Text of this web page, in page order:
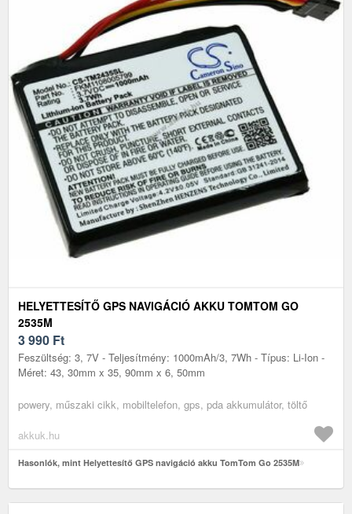
HELYETTESÍTŐ GPS NAVIGÁCIÓ AKKU TOMTOM GO
2535M
3 990 Ft
Feszültség: 3, 7V - Teljesítmény: 1000mAh/3, 7Wh - Típus: Li-Ion -
Méret: 43, 30mm x 35, 90mm x 6, 50mm
powery, műszaki cikk, mobiltelefon, gps, pda akkumulátor, töltő
akkuk.hu
Hasonlók, mint Helyettesítő GPS navigáció akku TomTom Go 2535M